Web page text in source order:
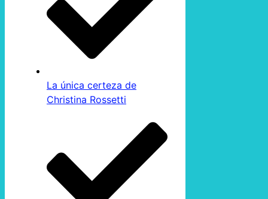
La única certeza de
Christina Rossetti